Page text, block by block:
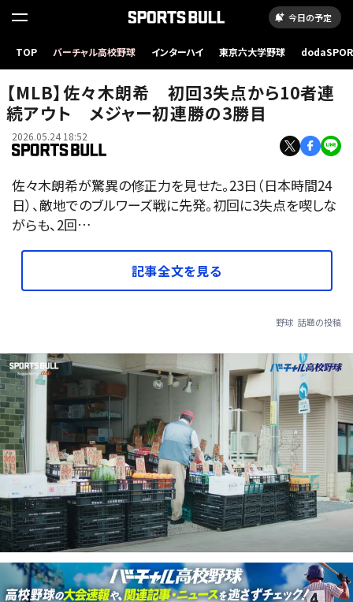
今日の予定
TOP バーチャル高校野球 インターハイ 東京六大学野球
佐々木朗希インスタグラム(@rokisasaki)より
【MLB】佐々木朗希 初回3失点から10者連
続アウト メジャー初連勝の3勝目
2026.05.24 18:52
佐々木朗希が驚異の修正力を見せた。23日（日本時間24
日）、敵地でのブルワーズ戦に先発。初回に3失点を喫しな
がらも、2回…
記事全文を見る
野球 話題の投稿